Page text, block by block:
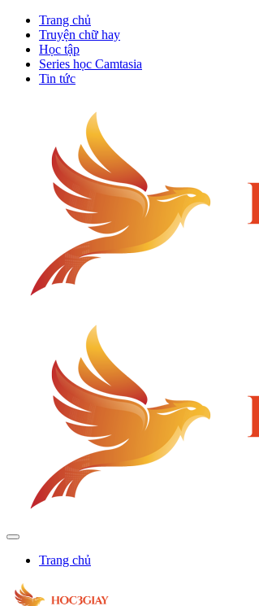
Trang chủ
Truyện chữ hay
Học tập
Series học Camtasia
Tin tức
Trang chủ